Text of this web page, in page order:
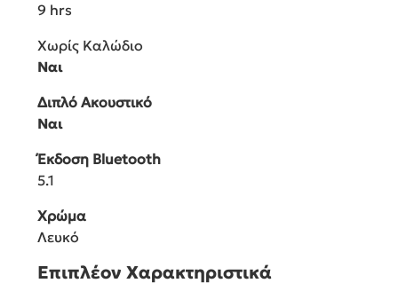
9 hrs
Χωρίς Καλώδιο
Ναι
Διπλό Ακουστικό
Ναι
Έκδοση Bluetooth
5.1
Χρώμα
Λευκό
Επιπλέον Χαρακτηριστικά